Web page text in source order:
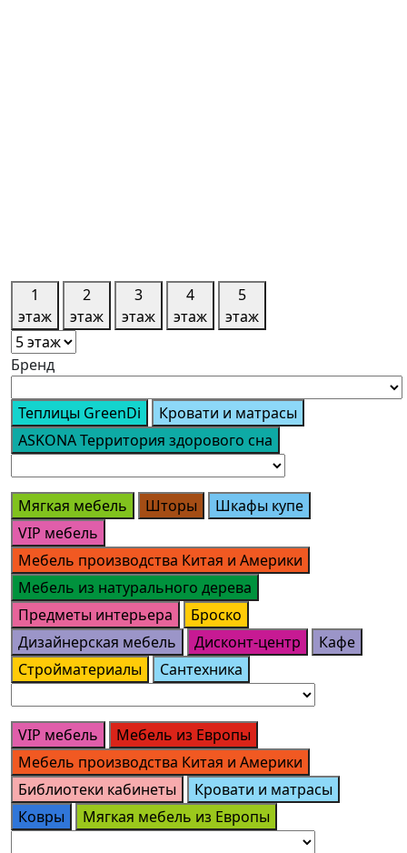
1
этаж
2
этаж
3
этаж
4
этаж
5
этаж
Бренд
Теплицы GreenDi
Кровати и матрасы
ASKONA Территория здорового сна
Мягкая мебель Шторы
Шкафы купе
VIP мебель
Мебель производства Китая и Америки
Мебель из натурального дерева
Предметы интерьера
Броско
Дизайнерская мебель
Дисконт-центр
Кафе
Стройматериалы
Сантехника
VIP мебель
Мебель из Европы
Мебель производства Китая и Америки
Библиотеки кабинеты
Кровати и матрасы
Ковры
Мягкая мебель из Европы